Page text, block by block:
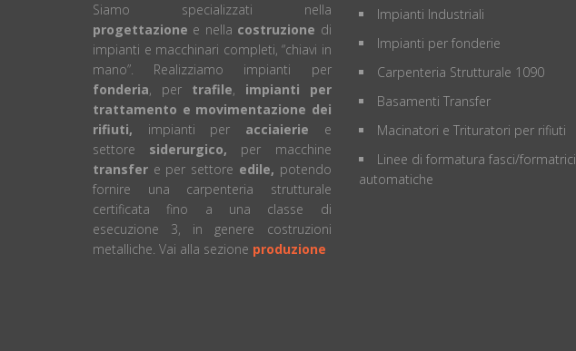
Siamo specializzati nella
progettazione e nella costruzione di
impianti e macchinari completi, “chiavi in
mano”. Realizziamo impianti per
fonderia, per trafile, impianti per
trattamento e movimentazione dei
rifiuti, impianti per acciaierie e
settore siderurgico, per macchine
transfer e per settore edile, potendo
fornire una carpenteria strutturale
certificata fino a una classe di
esecuzione 3, in genere costruzioni
metalliche. Vai alla sezione produzione
Impianti Industriali
Impianti per fonderie
Carpenteria Strutturale 1090
Basamenti Transfer
Macinatori e Trituratori per rifiuti
Linee di formatura fasci/formatrici
automatiche